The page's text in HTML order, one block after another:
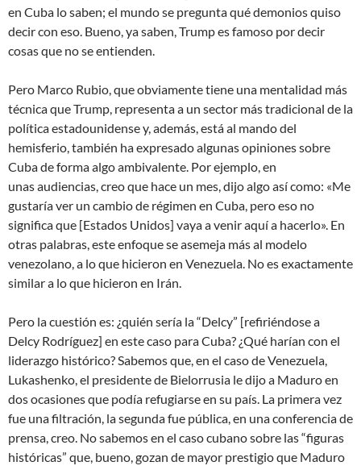
en Cuba lo saben; el mundo se pregunta qué demonios quiso
decir con eso. Bueno, ya saben, Trump es famoso por decir
cosas que no se entienden.
Pero Marco Rubio, que obviamente tiene una mentalidad más
técnica que Trump, representa a un sector más tradicional de la
política estadounidense y, además, está al mando del
hemisferio, también ha expresado algunas opiniones sobre
Cuba de forma algo ambivalente. Por ejemplo, en
unas audiencias, creo que hace un mes, dijo algo así como: «Me
gustaría ver un cambio de régimen en Cuba, pero eso no
significa que [Estados Unidos] vaya a venir aquí a hacerlo». En
otras palabras, este enfoque se asemeja más al modelo
venezolano, a lo que hicieron en Venezuela. No es exactamente
similar a lo que hicieron en Irán.
Pero la cuestión es: ¿quién sería la “Delcy” [refiriéndose a
Delcy Rodríguez] en este caso para Cuba? ¿Qué harían con el
liderazgo histórico? Sabemos que, en el caso de Venezuela,
Lukashenko, el presidente de Bielorrusia le dijo a Maduro en
dos ocasiones que podía refugiarse en su país. La primera vez
fue una filtración, la segunda fue pública, en una conferencia de
prensa, creo. No sabemos en el caso cubano sobre las “figuras
históricas” que, bueno, gozan de mayor prestigio que Maduro